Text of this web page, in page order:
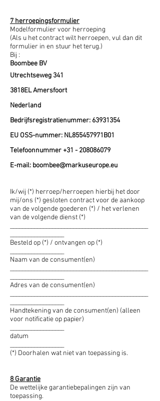
7 herroepingsformulier
Modelformulier voor herroeping
(Als u het contract wilt herroepen, vul dan dit
formulier in en stuur het terug.)
Bij :
Boombee BV
Utrechtseweg 341
3818EL Amersfoort
Nederland
Bedrijfsregistratienummer: 63931354
EU OSS-nummer: NL855457971B01
Telefoonnummer +31 - 208086079
E-mail: boombee@markuseurope.eu
Ik/wij (*) herroep/herroepen hierbij het door
mij/ons (*) gesloten contract voor de aankoop
van de volgende goederen (*) / het verlenen
van de volgende dienst (*)
Besteld op (*) / ontvangen op (*)
Naam van de consument(en)
Adres van de consument(en)
Handtekening van de consument(en) (alleen
voor notificatie op papier)
datum
(*) Doorhalen wat niet van toepassing is.
8 Garantie
De wettelijke garantiebepalingen zijn van
toepassing.